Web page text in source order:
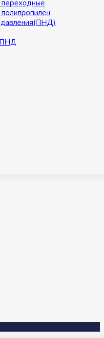
переходные
давления(ПНД)
ПНД